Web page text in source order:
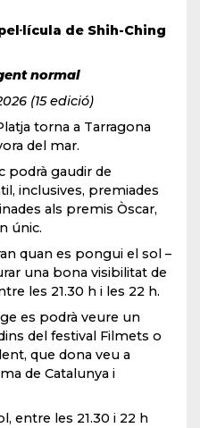
de Shih-Ching
normal
(15 edició)
torna a Tarragona
del mar.
podrà gaudir de
inclusives, premiades
als premis Òscar,
únic.
quan es pongui el sol –
una bona visibilitat de
les 21.30 h i les 22 h.
es podrà veure un
del festival Filmets o
que dona veu a
de Catalunya i
entre les 21.30 i 22 h